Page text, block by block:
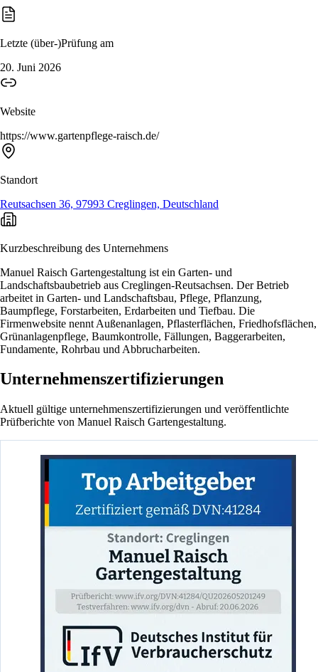
Letzte (über-)Prüfung am
20. Juni 2026
Website
https://www.gartenpflege-raisch.de/
Standort
Reutsachsen 36, 97993 Creglingen, Deutschland
Kurzbeschreibung des Unternehmens
Manuel Raisch Gartengestaltung ist ein Garten- und
Landschaftsbaubetrieb aus Creglingen-Reutsachsen. Der Betrieb
arbeitet in Garten- und Landschaftsbau, Pflege, Pflanzung,
Baumpflege, Forstarbeiten, Erdarbeiten und Tiefbau. Die
Firmenwebsite nennt Außenanlagen, Pflasterflächen, Friedhofsflächen,
Grünanlagenpflege, Baumkontrolle, Fällungen, Baggerarbeiten,
Fundamente, Rohrbau und Abbrucharbeiten.
Unternehmenszertifizierungen
Aktuell gültige unternehmenszertifizierungen und veröffentlichte
Prüfberichte von Manuel Raisch Gartengestaltung.